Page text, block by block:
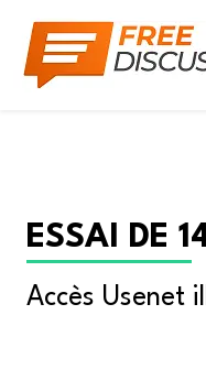
ESSAI DE
Accès Usenet